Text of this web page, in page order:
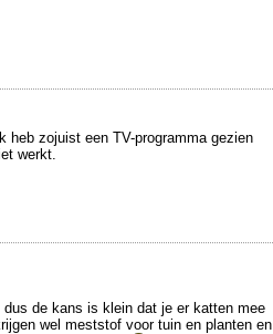
heb zojuist een TV-programma gezien
werkt.
de kans is klein dat je er katten mee
wel meststof voor tuin en planten en